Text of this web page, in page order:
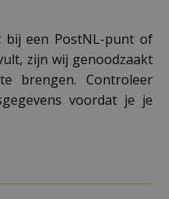
een PostNL-punt of
zijn wij genoodzaakt
brengen. Controleer
voordat je je